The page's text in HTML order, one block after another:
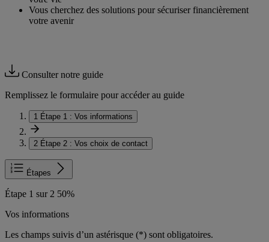
Vous cherchez des solutions pour sécuriser financièrement
votre avenir
Consulter notre guide
Remplissez le formulaire pour accéder au guide
1 Étape 1 : Vos informations
2 Étape 2 : Vos choix de contact
Étapes
Étape 1 sur 2 50%
Vos informations
Les champs suivis d’un astérisque (*) sont obligatoires.